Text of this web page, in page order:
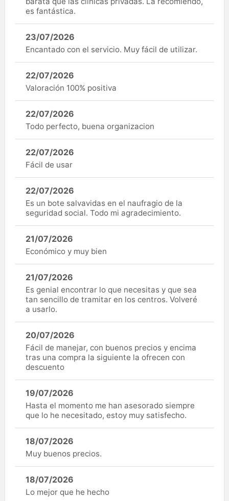
es fantástica.
23/07/2026
Encantado con el servicio. Muy fácil de utilizar.
22/07/2026
Valoración 100% positiva
22/07/2026
Todo perfecto, buena organizacion
22/07/2026
Fácil de usar
22/07/2026
Es un bote salvavidas en el naufragio de la
seguridad social. Todo mi agradecimiento.
21/07/2026
Económico y muy bien
21/07/2026
Es genial encontrar lo que necesitas y que sea
tan sencillo de tramitar en los centros. Volveré
a usarlo.
20/07/2026
Fácil de manejar, con buenos precios y encima
tras una compra la siguiente la ofrecen con
descuento
19/07/2026
Hasta el momento me han asesorado siempre
que lo he necesitado, estoy muy satisfecho.
18/07/2026
Muy buenos precios.
18/07/2026
Lo mejor que he hecho